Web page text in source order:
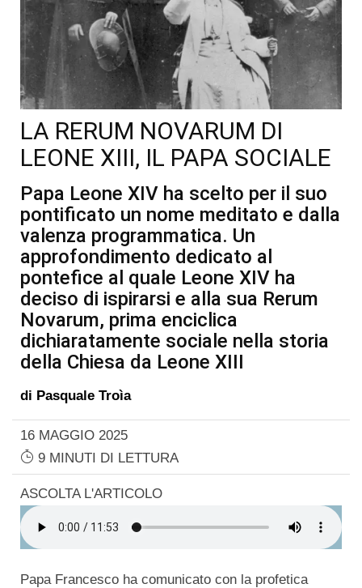
LA RERUM NOVARUM DI
LEONE XIII, IL PAPA SOCIALE
Papa Leone XIV ha scelto per il suo
pontificato un nome meditato e dalla
valenza programmatica. Un
approfondimento dedicato al
pontefice al quale Leone XIV ha
deciso di ispirarsi e alla sua Rerum
Novarum, prima enciclica
dichiaratamente sociale nella storia
della Chiesa da Leone XIII
di Pasquale Troìa
16 MAGGIO 2025
9 MINUTI DI LETTURA
ASCOLTA L'ARTICOLO
Papa Francesco ha comunicato con la profetica